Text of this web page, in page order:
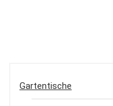
Gartentische